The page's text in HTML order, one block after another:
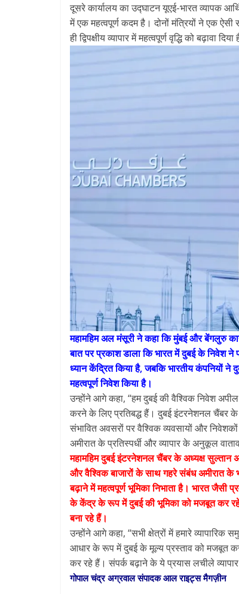
दूसरे कार्यालय का उद्घाटन यूएई-भारत व्यापक
में एक महत्वपूर्ण कदम है। दोनों मंत्रियों ने एक
ही द्विपक्षीय व्यापार में महत्वपूर्ण वृद्धि को बढ़ावा दिया
महामहिम अल मंसूरी ने कहा कि मुंबई और बेंगलुरु
बात पर प्रकाश डाला कि भारत में दुबई के निवेश
ध्यान केंद्रित किया है, जबकि भारतीय कंपनियों
महत्वपूर्ण निवेश किया है।
उन्होंने आगे कहा, “हम दुबई की वैश्विक निवेश
करने के लिए प्रतिबद्ध हैं। दुबई इंटरनेशनल चैंबर के
संभावित अवसरों पर वैश्विक व्यवसायों और
अमीरात के प्रतिस्पर्धी और व्यापार के अनुकूल
महामहिम दुबई इंटरनेशनल चैंबर के अध्यक्ष सुल्तान
और वैश्विक बाजारों के साथ गहरे संबंध अमीरात
बढ़ाने में महत्वपूर्ण भूमिका निभाता है। भारत
के केंद्र के रूप में दुबई की भूमिका को मजबूत कर रहे
बना रहे हैं।
उन्होंने आगे कहा, “सभी क्षेत्रों में हमारे
आधार के रूप में दुबई के मूल्य प्रस्ताव को मजबूत
कर रहे हैं। संपर्क बढ़ाने के ये प्रयास लचीले व्यापार
गोपाल चंद्र अग्रवाल संपादक आल राइट्स मैगज़ीन
All Rights
खिलाफ
August 4,